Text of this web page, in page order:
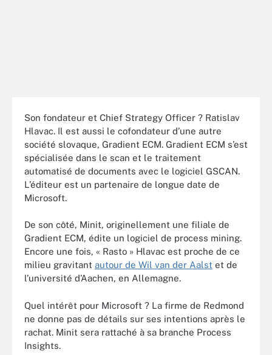
Son fondateur et Chief Strategy Officer ? Ratislav
Hlavac. Il est aussi le cofondateur d’une autre
société slovaque, Gradient ECM. Gradient ECM s’est
spécialisée dans le scan et le traitement
automatisé de documents avec le logiciel GSCAN.
L’éditeur est un partenaire de longue date de
Microsoft.
De son côté, Minit, originellement une filiale de
Gradient ECM, édite un logiciel de process mining.
Encore une fois, « Rasto » Hlavac est proche de ce
milieu gravitant autour de Wil van der Aalst et de
l’université d’Aachen, en Allemagne.
Quel intérêt pour Microsoft ? La firme de Redmond
ne donne pas de détails sur ses intentions après le
rachat. Minit sera rattaché à sa branche Process
Insights.